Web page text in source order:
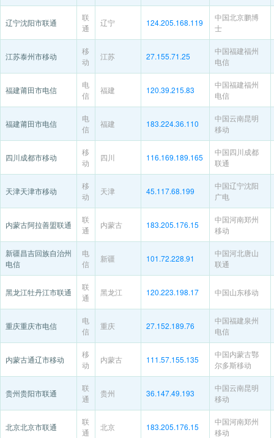
辽宁沈阳市联通
联
通
辽宁 124.205.168.119
中国北京鹏博
士
江苏泰州市移动
移
动
江苏 27.155.71.25
中国福建福州
电信
福建莆田市电信
电
信
福建 120.39.215.83
中国福建福州
电信
福建莆田市电信
电
信
福建 183.224.36.110
中国云南昆明
移动
四川成都市移动
移
动
四川 116.169.189.165
中国四川成都
联通
天津天津市移动
移
动
天津 45.117.68.199
中国辽宁沈阳
广电
内蒙古阿拉善盟联通
联
通
内蒙古 183.205.176.15
中国河南郑州
移动
新疆昌吉回族自治州
电信
电
信
新疆 101.72.228.91
中国河北唐山
联通
黑龙江牡丹江市联通
联
通
黑龙江 120.223.198.17 中国山东移动
重庆重庆市电信
电
信
重庆 27.152.189.76
中国福建泉州
电信
内蒙古通辽市移动
移
动
内蒙古 111.57.155.135
中国内蒙古鄂
尔多斯移动
贵州贵阳市联通
联
通
贵州 36.147.49.193
中国云南昆明
移动
北京北京市联通
联
通
北京 183.205.176.15
中国河南郑州
移动